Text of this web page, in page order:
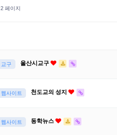
2 페이지
교구 울산시교구
웹사이트 천도교의 성지
웹사이트 동학뉴스